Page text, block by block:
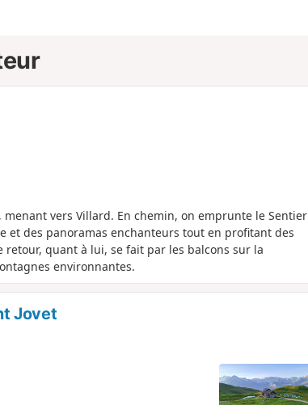
vers Villard. En chemin, on emprunte le Sentier
et des panoramas enchanteurs tout en profitant des
quant à lui, se fait par les balcons sur la
environnantes.
Jovet